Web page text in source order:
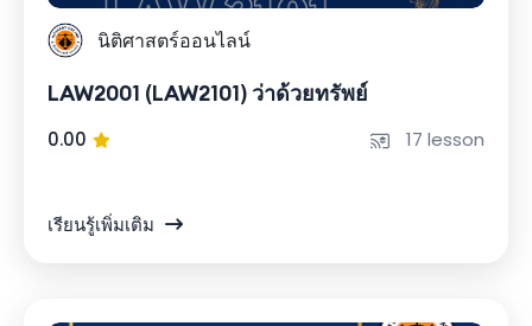
นิติศาสตร์ออนไลน์
LAW2001 (LAW2101) ว่าด้วยทรัพย์
0.00 17 lesson
เรียนรู้เพิ่มเติม